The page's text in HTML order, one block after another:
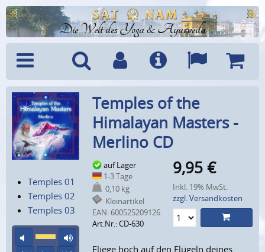
Die Welt des Yoga & Ayurveda
Menü SucheBenutzerkonto
Info Sprachen
Temples 01
Temples 02
Temples 03
Ton aus
Temples of the
Himalayan Masters -
Merlino CD
auf Lager
1-3 Tage
0,10 kg
Kleinartikel
EAN:600525209126
Art.Nr.: CD-630
9,95 €
Inkl. 19% MwSt.
zzgl. Versandkosten
Fliege hoch auf den Flügeln deines